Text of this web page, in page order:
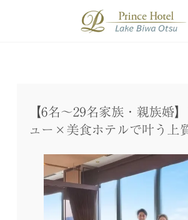
【6名～29名家族・親族婚
ュー×美食ホテルで叶う上